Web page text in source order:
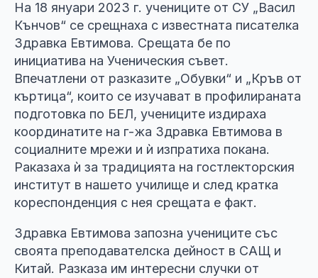
На 18 януари 2023 г. учениците от СУ „Васил
Кънчов“ се срещнаха с известната писателка
Здравка Евтимова. Срещата бе по
инициатива на Ученическия съвет.
Впечатлени от разказите „Обувки“ и „Кръв от
къртица“, които се изучават в профилираната
подготовка по БЕЛ, учениците издираха
координатите на г-жа Здравка Евтимова в
социалните мрежи и ѝ изпратиха покана.
Раказаха ѝ за традицията на гостлекторския
институт в нашето училище и след кратка
кореспонденция с нея срещата е факт.
Здравка Евтимова запозна учениците със
своята преподавателска дейност в САЩ и
Китай. Разказа им интересни случки от